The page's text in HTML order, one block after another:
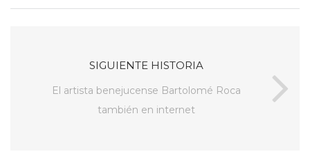
SIGUIENTE HISTORIA
El artista benejucense Bartolomé Roca
también en internet